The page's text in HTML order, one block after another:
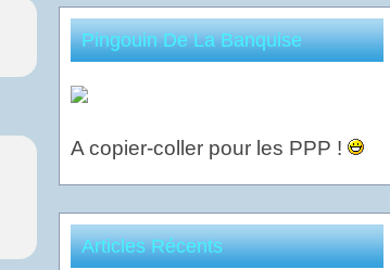
Pingouin De La Banquise
A copier-coller pour les PPP !
Articles Récents